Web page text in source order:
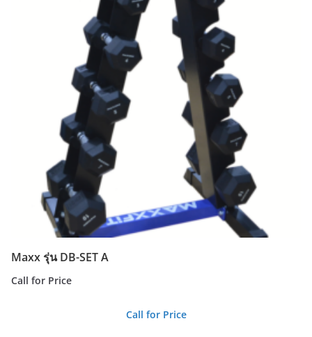
Maxx รุ่น DB-SET A
Call for Price
Call for Price